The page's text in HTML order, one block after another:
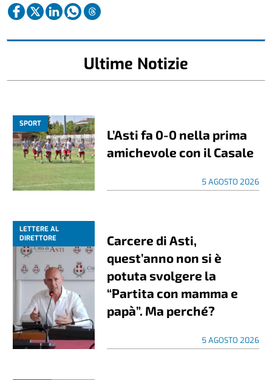
Ultime Notizie
SPORT
L’Asti fa 0-0 nella prima
amichevole con il Casale
5 AGOSTO 2026
LETTERE AL
DIRETTORE
Carcere di Asti,
quest’anno non si è
potuta svolgere la
“Partita con mamma e
papà”. Ma perché?
5 AGOSTO 2026